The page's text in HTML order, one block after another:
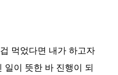
먹었다면 내가 하고자
일이 뜻한 바 진행이 되